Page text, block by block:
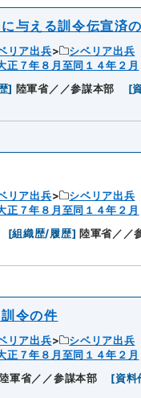
与える訓令伝宣済
リア出兵
シベリア出兵
７年８月至同１４年２月
] 陸軍省／／参謀本部 [
リア出兵
シベリア出兵
７年８月至同１４年２月
[組織歴/履歴] 陸軍省／／
令の件
リア出兵
シベリア出兵
７年８月至同１４年２月
軍省／／参謀本部 [資料